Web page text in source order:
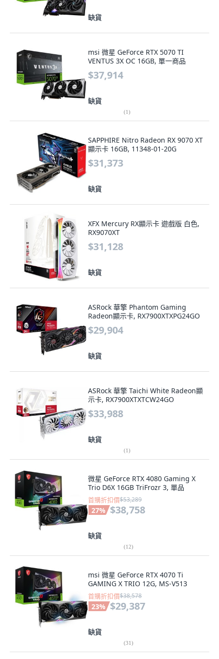
缺貨
msi 微星 GeForce RTX 5070 TI
VENTUS 3X OC 16GB, 單一商品
$37,914
缺貨
(1)
SAPPHIRE Nitro Radeon RX 9070 XT
顯示卡 16GB, 11348-01-20G
$31,373
缺貨
XFX Mercury RX顯示卡 遊戲版 白色,
RX9070XT
$31,128
缺貨
ASRock 華擎 Phantom Gaming
Radeon顯示卡, RX7900XTXPG24GO
$29,904
缺貨
ASRock 華擎 Taichi White Radeon顯
示卡, RX7900XTXTCW24GO
$33,988
缺貨
(1)
微星 GeForce RTX 4080 Gaming X
Trio D6X 16GB TriFrozr 3, 單品
首購折扣價$53,289
27% $38,758
缺貨
(12)
msi 微星 GeForce RTX 4070 Ti
GAMING X TRIO 12G, MS-V513
首購折扣價$38,578
23% $29,387
缺貨
(31)